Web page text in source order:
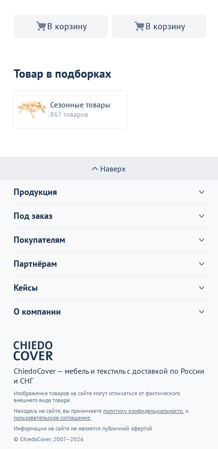
В корзину В корзину
Товар в подборках
Сезонные товары
867 товаров
Наверх
Продукция
Под заказ
Покупателям
Партнёрам
Кейсы
О компании
ChiedoCover — мебель и текстиль с доставкой по России
и СНГ
Изображения товаров на сайте могут отличаться от фактического
внешнего вида товара.
Находясь на сайте, вы принимаете политику конфиденциальности. и
пользовательское соглашение.
Информация на сайте не является публичной офертой.
© ChiedoCover, 2007–2026